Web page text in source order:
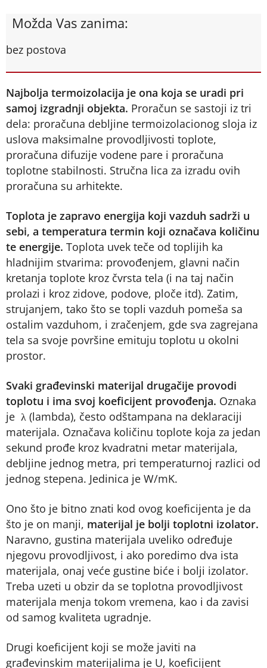
Možda Vas zanima:
bez postova
Najbolja termoizolacija je ona koja se uradi pri
samoj izgradnji objekta. Proračun se sastoji iz tri
dela: proračuna debljine termoizolacionog sloja iz
uslova maksimalne provodljivosti toplote,
proračuna difuzije vodene pare i proračuna
toplotne stabilnosti. Stručna lica za izradu ovih
proračuna su arhitekte.
Toplota je zapravo energija koji vazduh sadrži u
sebi, a temperatura termin koji označava količinu
te energije. Toplota uvek teče od toplijih ka
hladnijim stvarima: provođenjem, glavni način
kretanja toplote kroz čvrsta tela (i na taj način
prolazi i kroz zidove, podove, ploče itd). Zatim,
strujanjem, tako što se topli vazduh pomeša sa
ostalim vazduhom, i zračenjem, gde sva zagrejana
tela sa svoje površine emituju toplotu u okolni
prostor.
Svaki građevinski materijal drugačije provodi
toplotu i ima svoj koeficijent provođenja. Oznaka
je λ (lambda), često odštampana na deklaraciji
materijala. Označava količinu toplote koja za jedan
sekund prođe kroz kvadratni metar materijala,
debljine jednog metra, pri temperaturnoj razlici od
jednog stepena. Jedinica je W/mK.
Ono što je bitno znati kod ovog koeficijenta je da
što je on manji, materijal je bolji toplotni izolator.
Naravno, gustina materijala uveliko određuje
njegovu provodljivost, i ako poredimo dva ista
materijala, onaj veće gustine biće i bolji izolator.
Treba uzeti u obzir da se toplotna provodljivost
materijala menja tokom vremena, kao i da zavisi
od samog kvaliteta ugradnje.
Drugi koeficijent koji se može javiti na
građevinskim materijalima je U, koeficijent